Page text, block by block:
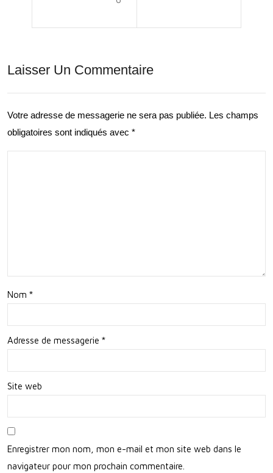
vers
Mo
Car
net
d’A
ven
des
éné
es:
Déc
Mo
Laisser Un Commentaire
Votre adresse de messagerie ne sera pas publiée. Les champs
obligatoires sont indiqués avec *
Nom *
Adresse de messagerie *
Site web
Enregistrer mon nom, mon e-mail et mon site web dans le
navigateur pour mon prochain commentaire.